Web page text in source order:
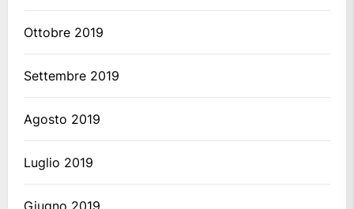
Ottobre 2019
Settembre 2019
Agosto 2019
Luglio 2019
Giugno 2019